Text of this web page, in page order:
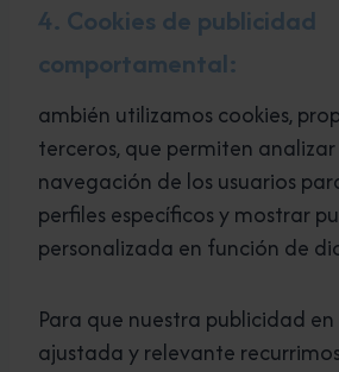
4. Cookies de publicidad
comportamental:
ambién utilizamos cookies,
terceros, que permiten
navegación de los usuarios
perfiles específicos y mostrar
personalizada en función de
Para que nuestra publicidad
ajustada y relevante